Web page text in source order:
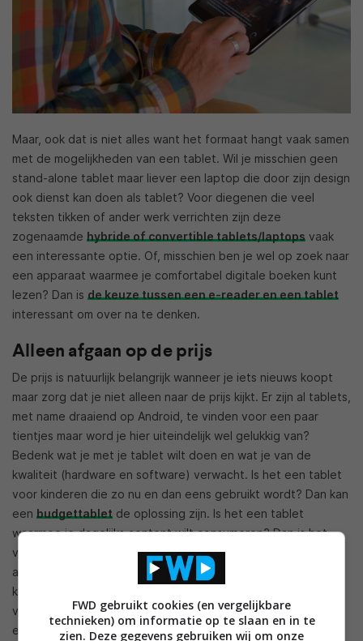
Maar, ook dat is niet alles want het formaat hangt vaak samen
met de mogelijkheden van een tablet. Wil je misschien geen
stand-alone tablet maar liever een laptop die door zijn design
ook dienst kan doen als tablet? Voor diegenen die veel
teksten tikken of ander werk verrichten zijn deze
zogenaamde hybride of convertible tablets/laptops vaak
een interessante optie. Of, misschien ben je wel op zoek naar
een apparaat waarmee je comfortabel digitale boeken kunt
lezen? Dan is de keuze tussen een e-reader en een tablet
interessant om over na te denken.
Alleen afgaan op de prijs
De prijs is natuurlijk belangrijk wanneer je iets nieuws koopt
maar zorg dat je niet alleen naar de prijs kijkt. Er zijn al tablets,
met name draaiend op Android, te vinden voor een paar
tientjes maar word je hier uiteindelijk wel gelukkig van?
Bedenk wat je met je tablet wilt doen en wat je van de
kwaliteit (hardware en software) verwacht. Is het een tablet
voor kinderen die zo nu en dan eens gebruikt wordt? Dan kan
een budgettablet de oplossing zijn. Is het een tablet
waarmee je dagelijks content wilt consumeren? Dan is het
verstandig wat extra’s uit te geven voor een A-merk. Niet
alleen krijg je hier vaak een betere bouwkwaliteit en
krachtigere specs voor, ook ben je in de meeste gevallen
verzekerd van software-updates, in ieder geval voor het
eerste jaar. Wil je de tablet zeer intensief gebruiken,
FWD gebruikt cookies (en vergelijkbare
technieken) om informatie op te slaan en in te
zien. Deze gegevens gebruiken wij om onze